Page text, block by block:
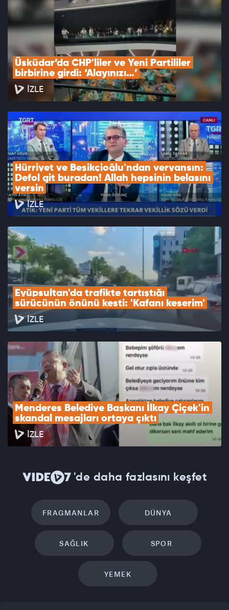
Üsküdar’da CHP'liler ve Yeni Partililer
birbirine girdi: ‘Alayınızı…’
İZLE
Hürriyet ve Beşikçioğlu'ndan veryansın:
Defol git buradan! Allah hepsinin belasını
versin
İZLE
Eyüpsultan'da trafikte tartıştığı
sürücünün önünü kesti: 'Kafanı keserim'
İZLE
Menderes Belediye Başkanı İlkay Çiçek'in
skandal mesajları ortaya çıktı
İZLE
'de daha fazlasını keşfet
FRAGMANLAR DÜNYA
SAĞLIK SPOR
YEMEK